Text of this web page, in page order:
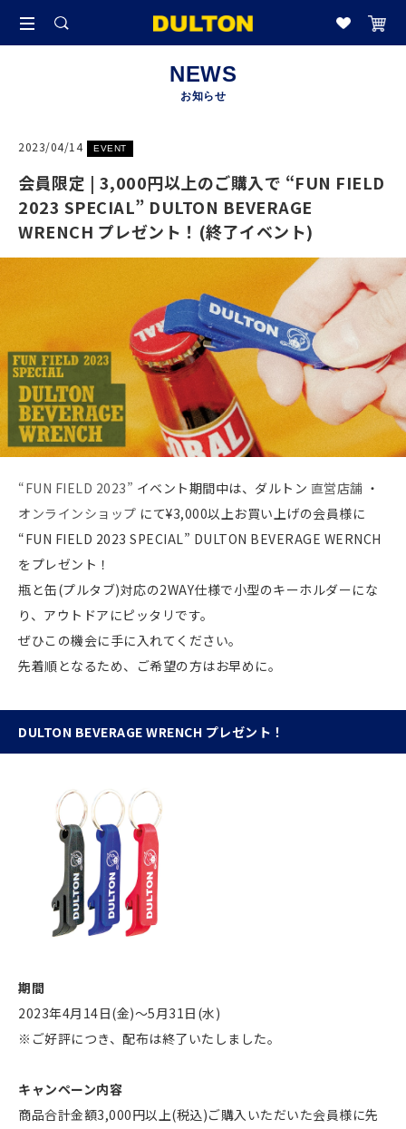
NEWS
お知らせ
2023/04/14 EVENT
会員限定 | 3,000円以上のご購入で “FUN FIELD
2023 SPECIAL” DULTON BEVERAGE
WRENCH プレゼント！(終了イベント)
“FUN FIELD 2023” イベント期間中は、ダルトン 直営店舗 ・
オンラインショップ にて¥3,000以上お買い上げの会員様に
“FUN FIELD 2023 SPECIAL” DULTON BEVERAGE WERNCH
をプレゼント！
瓶と缶(プルタブ)対応の2WAY仕様で小型のキーホルダーにな
り、アウトドアにピッタリです。
ぜひこの機会に手に入れてください。
先着順となるため、ご希望の方はお早めに。
DULTON BEVERAGE WRENCH プレゼント！
期間
2023年4月14日(金)〜5月31日(水)
※ご好評につき、配布は終了いたしました。
キャンペーン内容
商品合計金額3,000円以上(税込)ご購入いただいた会員様に先